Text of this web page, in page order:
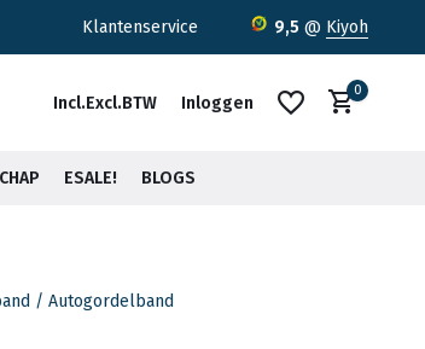
<30kg vanaf €75,-*
Klantenservice 9,5 @ Kiyoh
Incl.Excl.BTW Inloggen
0
ESALE! BLOGS
/ Autogordelband